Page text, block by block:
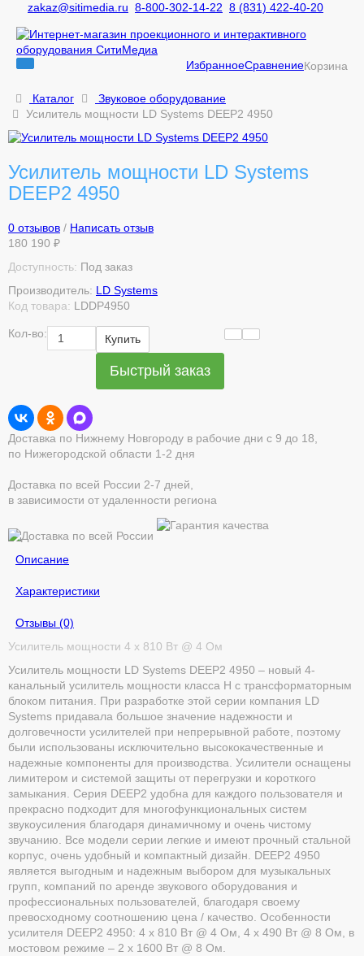
8 (831) 422-40-20
8-800-302-14-22
zakaz@sitimedia.ru
Корзина
Сравнение
Избранное
Каталог
Звуковое оборудование
Усилитель мощности LD Systems DEEP2 4950
Усилитель мощности LD Systems
DEEP2 4950
0 отзывов / Написать отзыв
180 190 ₽
Доступность: Под заказ
Производитель: LD Systems
Код товара: LDDP4950
Кол-во: Купить
Быстрый заказ
Доставка по Нижнему Новгороду в рабочие дни с 9 до 18,
по Нижегородской области 1-2 дня
Доставка по всей России 2-7 дней,
в зависимости от удаленности региона
Описание
Характеристики
Отзывы (0)
Усилитель мощности 4 х 810 Вт @ 4 Ом
Усилитель мощности LD Systems DEEP2 4950 – новый 4-
канальный усилитель мощности класса Н с трансформаторным
блоком питания. При разработке этой серии компания LD
Systems придавала большое значение надежности и
долговечности усилителей при непрерывной работе, поэтому
были использованы исключительно высококачественные и
надежные компоненты для производства. Усилители оснащены
лимитером и системой защиты от перегрузки и короткого
замыкания. Серия DEEP2 удобна для каждого пользователя и
прекрасно подходит для многофункциональных систем
звукоусиления благодаря динамичному и очень чистому
звучанию. Все модели серии легкие и имеют прочный стальной
корпус, очень удобный и компактный дизайн. DEEP2 4950
является выгодным и надежным выбором для музыкальных
групп, компаний по аренде звукового оборудования и
профессиональных пользователей, благодаря своему
превосходному соотношению цена / качество. Особенности
усилителя DEEP2 4950: 4 x 810 Вт @ 4 Ом, 4 x 490 Вт @ 8 Ом, в
мостовом режиме – 2 х 1600 Вт @ 8 Ом.